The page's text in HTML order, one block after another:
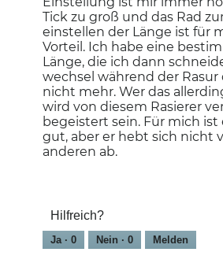
Tick zu groß und das Rad
einstellen der Länge ist für
Vorteil. Ich habe eine
Länge, die ich dann
wechsel während der Rasur
nicht mehr. Wer das
wird von diesem Rasierer
begeistert sein. Für mich ist
gut, aber er hebt sich nicht
anderen ab.
Hilfreich?
Ja · 0 Nein · 0 Melden